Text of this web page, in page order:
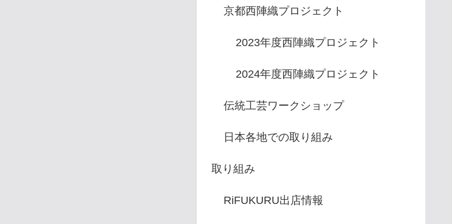
京都西陣織プロジェクト
2023年度西陣織プロジェクト
2024年度西陣織プロジェクト
伝統工芸ワークショップ
日本各地での取り組み
取り組み
RiFUKURU出店情報